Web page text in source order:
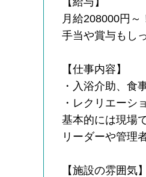
月給208000円～
手当や賞与もし
【仕事内容】
・入浴介助、食
・レクリエーシ
基本的には現場
リーダーや管理
【施設の雰囲気】